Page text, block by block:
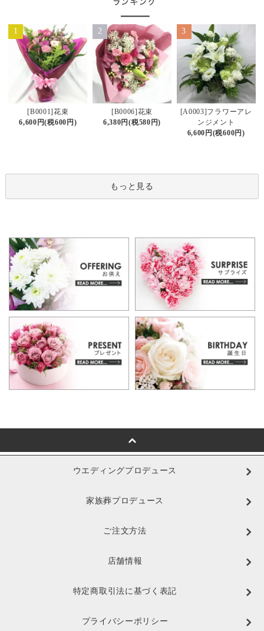
1
[B0001]花束
6,600円(税600円)
2
[B0006]花束
6,380円(税580円)
3
[A0003]フラワーアレ
ンジメント
6,600円(税600円)
もっと見る
ウエディングプロデュース
家族葬プロデュース
ご注文方法
店舗情報
特定商取引法に基づく表記
プライバシーポリシー